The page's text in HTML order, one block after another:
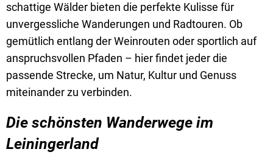
schattige Wälder bieten die perfekte Kulisse für
unvergessliche Wanderungen und Radtouren. Ob
gemütlich entlang der Weinrouten oder sportlich auf
anspruchsvollen Pfaden – hier findet jeder die
passende Strecke, um Natur, Kultur und Genuss
miteinander zu verbinden.
Die schönsten Wanderwege im
Leiningerland